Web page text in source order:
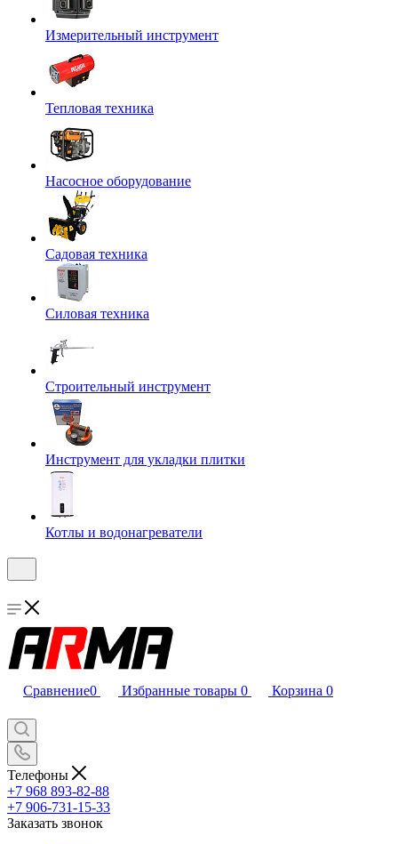
Измерительный инструмент
Тепловая техника
Насосное оборудование
Садовая техника
Силовая техника
Строительный инструмент
Инструмент для укладки плитки
Котлы и водонагреватели
Сравнение0 Избранные товары 0 Корзина 0
Телефоны
+7 968 893-82-88
+7 906-731-15-33
Заказать звонок